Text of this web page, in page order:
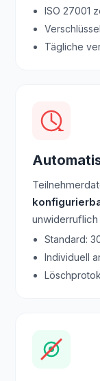
ISO 27001
Tägliche
Standard:
Individuell